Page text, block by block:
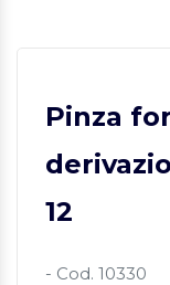
Pinza
12
- Cod. 10330